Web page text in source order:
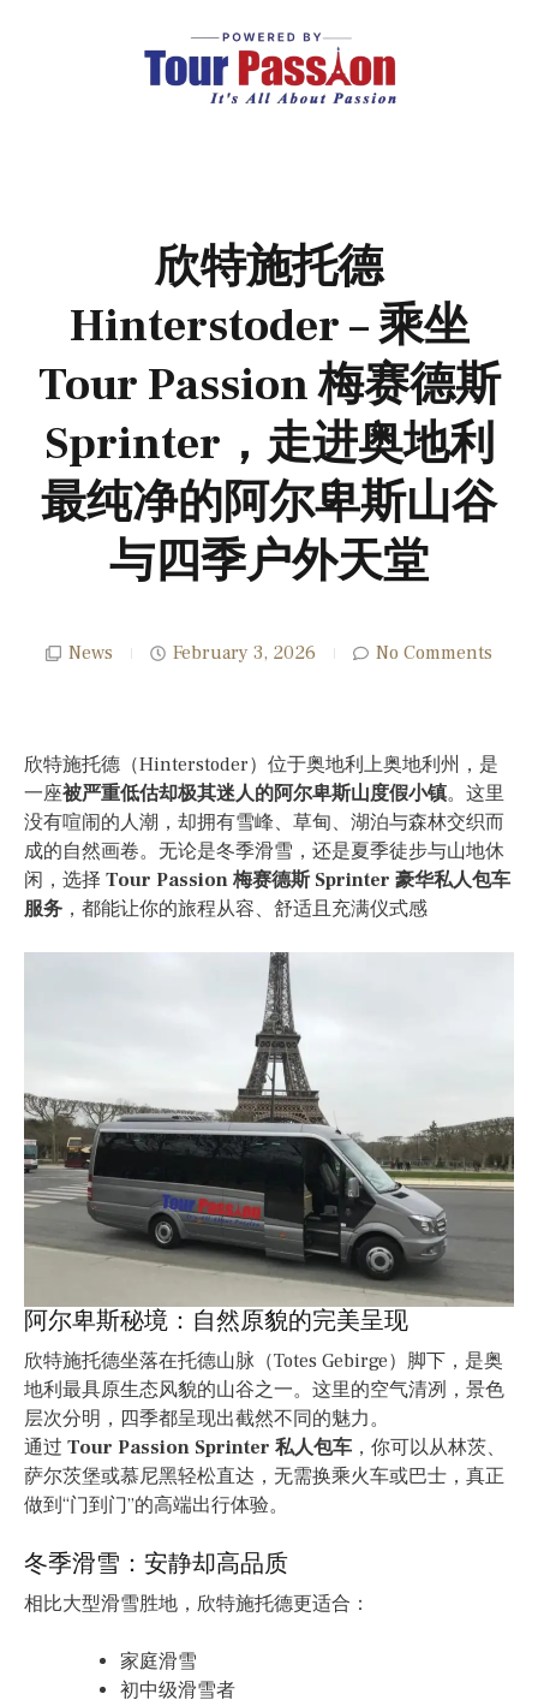
欣特施托德
Hinterstoder – 乘坐
Tour Passion 梅赛德斯
Sprinter，走进奥地利
最纯净的阿尔卑斯山谷
与四季户外天堂
News February 3, 2026 No Comments
欣特施托德（Hinterstoder）位于奥地利上奥地利州，是
一座被严重低估却极其迷人的阿尔卑斯山度假小镇。这里
没有喧闹的人潮，却拥有雪峰、草甸、湖泊与森林交织而
成的自然画卷。无论是冬季滑雪，还是夏季徒步与山地休
闲，选择 Tour Passion 梅赛德斯 Sprinter 豪华私人包车
服务 ，都能让你的旅程从容、舒适且充满仪式感
阿尔卑斯秘境：自然原貌的完美呈现
欣特施托德坐落在托德山脉（Totes Gebirge）脚下，是奥
地利最具原生态风貌的山谷之一。这里的空气清冽，景色
层次分明，四季都呈现出截然不同的魅力。
通过 Tour Passion Sprinter 私人包车 ，你可以从林茨、
萨尔茨堡或慕尼黑轻松直达，无需换乘火车或巴士，真正
做到“门到门”的高端出行体验。
冬季滑雪：安静却高品质
相比大型滑雪胜地，欣特施托德更适合：
家庭滑雪
初中级滑雪者